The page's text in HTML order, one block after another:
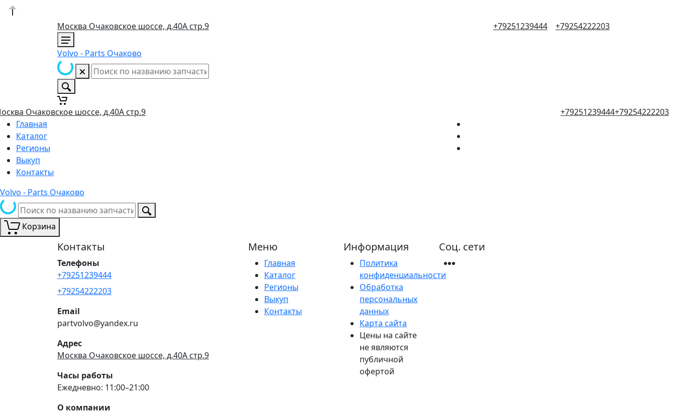
Москва Очаковское шоссе, д.40А стр.9 +79251239444 +79254222203
Volvo - Parts Очаково
Очаковское шоссе, д.40А стр.9 +79251239444+79254222203
Главная
Каталог
Регионы
Выкуп
Контакты
Volvo - Parts Очаково
Корзина
Контакты
Телефоны
+79251239444
+79254222203
Email
partvolvo@yandex.ru
Адрес
Москва Очаковское шоссе, д.40А стр.9
Часы работы
Ежедневно: 11:00–21:00
О компании
Меню
Главная
Каталог
Регионы
Выкуп
Контакты
Информация
Политика
конфиденциальности
Обработка
персональных
данных
Карта сайта
Цены на сайте
не являются
публичной
офертой
Соц. сети